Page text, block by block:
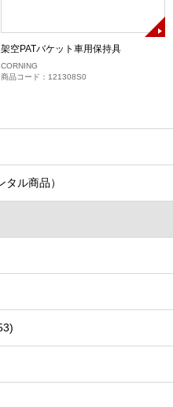
架空PATバケット車用保持具
CORNING
商品コード：121308S0
ル商品）